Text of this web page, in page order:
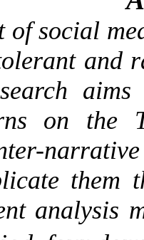
of social
and
aims
on the
narrative
them
analysis